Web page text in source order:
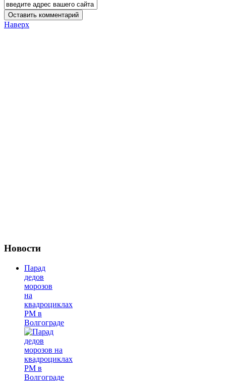
Наверх
Новости
Парад
дедов
морозов
на
квадроциклах
РМ в
Волгограде